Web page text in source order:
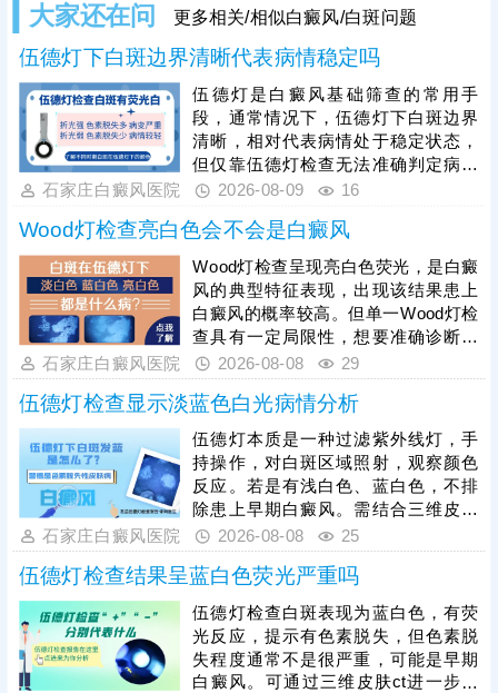
大家还在问 更多相关/相似白癜风/白斑问题
伍德灯下白斑边界清晰代表病情稳定吗
伍德灯是白癜风基础筛查的常用手
段，通常情况下，伍德灯下白斑边界
清晰，相对代表病情处于稳定状态，
但仅靠伍德灯检查无法准确判定病情
细节与发病根源，想要更准确明确白
度，需进一步做三维皮肤ct检查，直
观观测皮肤浅层组织结构变化，区分
稳定期与恢复期、进展期状态。除此
之外，临床常需配套完善血常规、免
疫功能、肝肾功能等基础检查，全面
明确白斑发病诱因与整体病情，规避
盲目治疗。白癜风诊疗需依托全套检
查结果，制
石家庄白癜风医院 2026-08-09 16
Wood灯检查亮白色会不会是白癜风
Wood灯检查呈现亮白色荧光，是白癜
风的典型特征表现，出现该结果患上
白癜风的概率较高。但单一Wood灯检
查具有一定局限性，想要准确诊断病
情，需联合三维皮肤ct、血常规、免
疫功能检测等多项检查，全方位明确
皮肤黑色素脱失程度、身体机能及免
疫异常情况，排除其他相似白斑皮肤
病。需要注意的是，白癜风不会自行
消退，且白斑易扩散、蔓延，确诊后
需抓紧黄金治疗时机，根据各项检查
结果制定针对性诊疗方案。
石家庄白癜风医院 2026-08-08 29
伍德灯检查显示淡蓝色白光病情分析
伍德灯本质是一种过滤紫外线灯，手
持操作，对白斑区域照射，观察颜色
反应。若是有浅白色、蓝白色，不排
除患上早期白癜风。需结合三维皮肤
ct进一步诊断，了解基底层黑色素细
胞数目、增减情况、运动轨迹等，令
白斑诊断结果有据可依。如果是早期
白癜风，正是治疗的黄金时期，抓早
期用药，对症治疗，白斑复色希望
大。
石家庄白癜风医院 2026-08-08 25
伍德灯检查结果呈蓝白色荧光严重吗
伍德灯检查白斑表现为蓝白色，有荧
光反应，提示有色素脱失，但色素脱
失程度通常不是很严重，可能是早期
白癜风。可通过三维皮肤ct进一步检